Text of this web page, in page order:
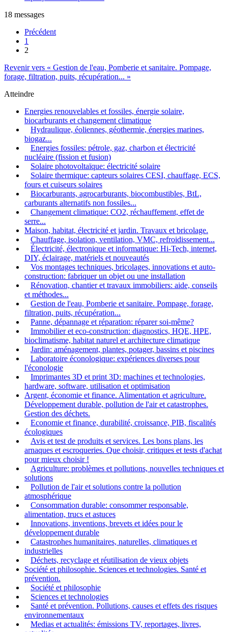
18 messages
Précédent
1
2
Revenir vers « Gestion de l'eau, Pomberie et sanitaire. Pompage,
forage, filtration, puits, récupération... »
Atteindre
Energies renouvelables et fossiles, énergie solaire,
biocarburants et changement climatique
Hydraulique, éoliennes, géothermie, énergies marines,
biogaz...
Energies fossiles: pétrole, gaz, charbon et électricité
nucléaire (fission et fusion)
Solaire photovoltaïque: électricité solaire
Solaire thermique: capteurs solaires CESI, chauffage, ECS,
fours et cuiseurs solaires
Biocarburants, agrocarburants, biocombustibles, BtL,
carburants alternatifs non fossiles...
Changement climatique: CO2, réchauffement, effet de
serre...
Maison, habitat, électricité et jardin. Travaux et bricolage.
Chauffage, isolation, ventilation, VMC, refroidissement...
Électricité, électronique et informatique: Hi-Tech, internet,
DIY, éclairage, matériels et nouveautés
Vos montages techniques, bricolages, innovations et auto-
construction: fabriquer un objet ou une installation
Rénovation, chantier et travaux immobiliers: aide, conseils
et méthodes...
Gestion de l'eau, Pomberie et sanitaire. Pompage, forage,
filtration, puits, récupération...
Panne, dépannage et réparation: réparer soi-même?
Immobilier et eco-construction: diagnostics, HQE, HPE,
bioclimatisme, habitat naturel et architecture climatique
Jardin: aménagement, plantes, potager, bassins et piscines
Laboratoire éconologique: expériences diverses pour
l'éconologie
Imprimantes 3D et print 3D: machines et technologies,
hardware, software, utilisation et optimisation
Argent, économie et finance. Alimentation et agriculture.
Développement durable, pollution de l'air et catastrophes.
Gestion des déchets.
Economie et finance, durabilité, croissance, PIB, fiscalités
écologiques
Avis et test de produits et services. Les bons plans, les
arnaques et escroqueries. Que choisir, critiques et tests d'achat
pour mieux choisir !
Agriculture: problèmes et pollutions, nouvelles techniques et
solutions
Pollution de l'air et solutions contre la pollution
atmosphérique
Consommation durable: consommer responsable,
alimentation, trucs et astuces
Innovations, inventions, brevets et idées pour le
développement durable
Catastrophes humanitaires, naturelles, climatiques et
industrielles
Déchets, recyclage et réutilisation de vieux objets
Société et philosophie. Sciences et technologies. Santé et
prévention.
Société et philosophie
Sciences et technologies
Santé et prévention. Pollutions, causes et effets des risques
environnementaux
Medias et actualités: émissions TV, reportages, livres,